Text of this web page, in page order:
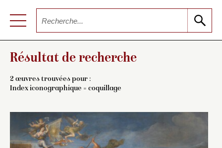
Résultat de recherche
2 œuvres trouvées pour :
Index iconographique = coquillage